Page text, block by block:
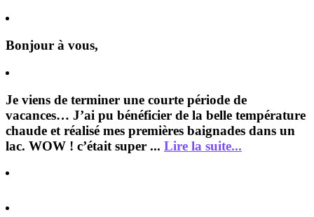
Bonjour à vous,
Je viens de terminer une courte période de
vacances… J’ai pu bénéficier de la belle température
chaude et réalisé mes premières baignades dans un
lac. WOW ! c’était super ... Lire la suite...